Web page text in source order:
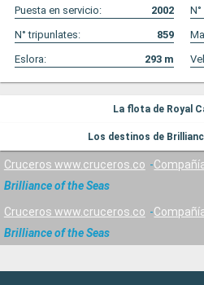
Puesta en servicio: 2002
N° tripunlates:
859
Eslora:
293 m
La flota de Royal
Los destinos de
Cruceros www.cruceros.co
Brilliance of the Seas
Cruceros www.cruceros.co
Brilliance of the Seas